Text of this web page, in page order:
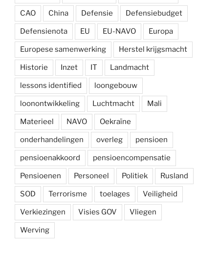
CAO China Defensie Defensiebudget
Defensienota EU EU-NAVO Europa
Europese samenwerking Herstel krijgsmacht
Historie Inzet IT Landmacht
lessons identified loongebouw
loonontwikkeling Luchtmacht Mali
Materieel NAVO Oekraïne
onderhandelingen overleg pensioen
pensioenakkoord pensioencompensatie
Pensioenen Personeel Politiek Rusland
SOD Terrorisme toelages Veiligheid
Verkiezingen Visies GOV Vliegen
Werving